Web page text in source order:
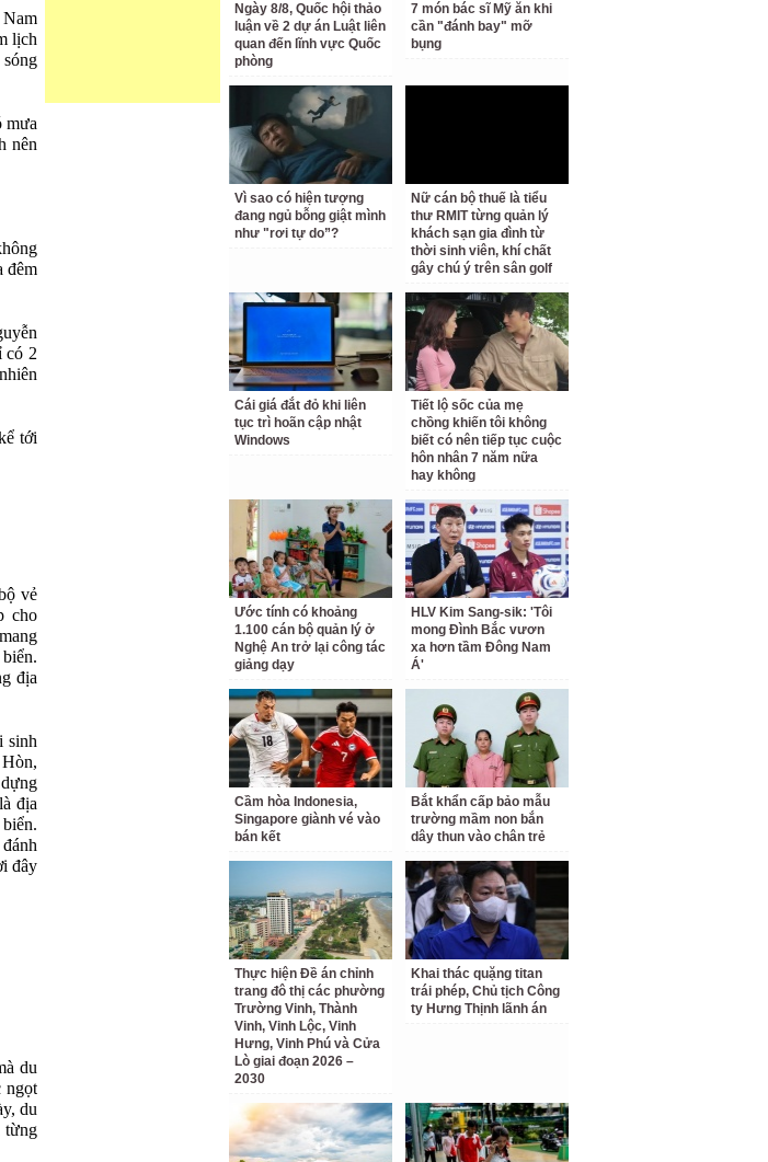
lịch
mưa
nên
đêm
có 2
tới
vẻ
cho
địa
sinh
địa
đây
du
ngọt
du
từng
Ngày 8/8, Quốc hội thảo
luận về 2 dự án Luật liên
quan đến lĩnh vực Quốc
phòng
7 món bác sĩ Mỹ ăn khi
cần "đánh bay" mỡ
bụng
Vì sao có hiện tượng
đang ngủ bỗng giật mình
như "rơi tự do”?
Nữ cán bộ thuế là tiểu
thư RMIT từng quản lý
khách sạn gia đình từ
thời sinh viên, khí chất
gây chú ý trên sân golf
Cái giá đắt đỏ khi liên
tục trì hoãn cập nhật
Windows
Tiết lộ sốc của mẹ
chồng khiến tôi không
biết có nên tiếp tục cuộc
hôn nhân 7 năm nữa
hay không
Ước tính có khoảng
1.100 cán bộ quản lý ở
Nghệ An trở lại công tác
giảng dạy
HLV Kim Sang-sik: 'Tôi
mong Đình Bắc vươn
xa hơn tầm Đông Nam
Á'
Cầm hòa Indonesia,
Singapore giành vé vào
bán kết
Bắt khẩn cấp bảo mẫu
trường mầm non bắn
dây thun vào chân trẻ
Thực hiện Đề án chỉnh
trang đô thị các phường
Trường Vinh, Thành
Vinh, Vinh Lộc, Vinh
Hưng, Vinh Phú và Cửa
Lò giai đoạn 2026 –
2030
Khai thác quặng titan
trái phép, Chủ tịch Công
ty Hưng Thịnh lãnh án